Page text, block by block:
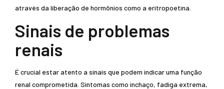
através da liberação de hormônios como a eritropoetina.
Sinais de problemas
renais
É crucial estar atento a sinais que podem indicar uma função
renal comprometida. Sintomas como inchaço, fadiga extrema,